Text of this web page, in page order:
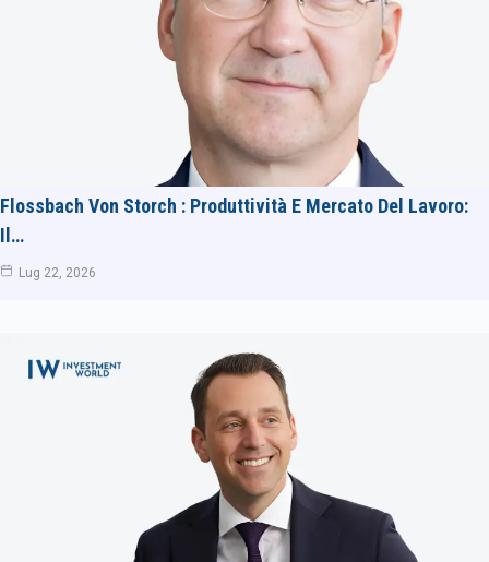
Flossbach Von Storch : Produttività E Mercato Del Lavoro:
Il…
Lug 22, 2026